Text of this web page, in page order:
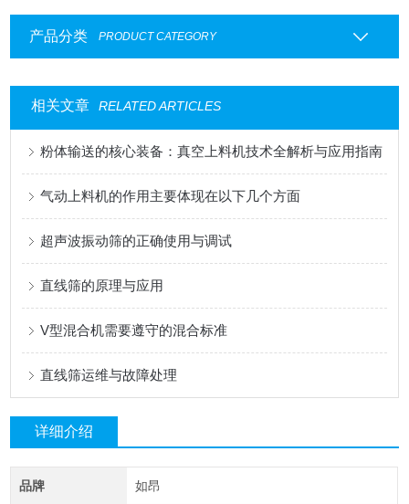
产品分类 PRODUCT CATEGORY
相关文章 RELATED ARTICLES
粉体输送的核心装备：真空上料机技术全解析与应用指南
气动上料机的作用主要体现在以下几个方面
超声波振动筛的正确使用与调试
直线筛的原理与应用
V型混合机需要遵守的混合标准
直线筛运维与故障处理
详细介绍
品牌 如昂